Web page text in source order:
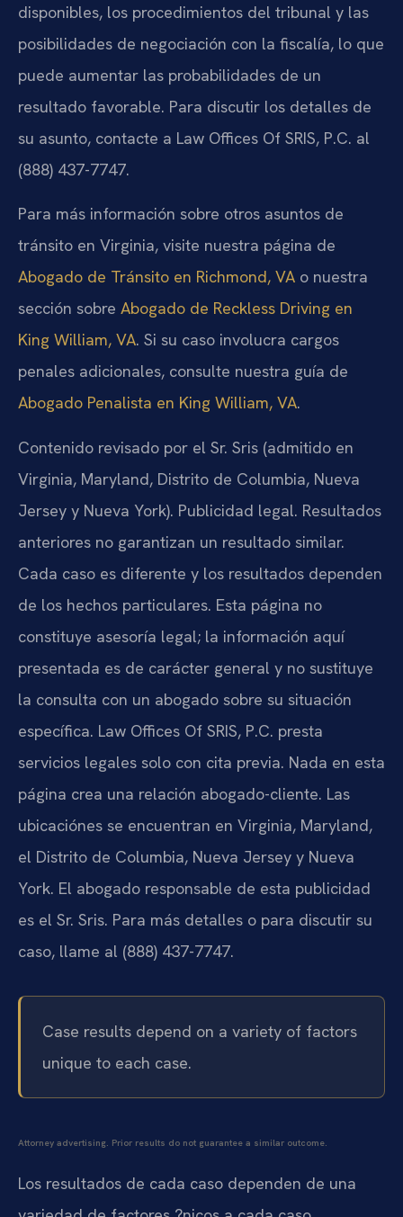
disponibles, los procedimientos del tribunal y las
posibilidades de negociación con la fiscalía, lo que
puede aumentar las probabilidades de un
resultado favorable. Para discutir los detalles de
su asunto, contacte a Law Offices Of SRIS, P.C. al
(888) 437-7747.
Para más información sobre otros asuntos de
tránsito en Virginia, visite nuestra página de
Abogado de Tránsito en Richmond, VA o nuestra
sección sobre Abogado de Reckless Driving en
King William, VA. Si su caso involucra cargos
penales adicionales, consulte nuestra guía de
Abogado Penalista en King William, VA.
Contenido revisado por el Sr. Sris (admitido en
Virginia, Maryland, Distrito de Columbia, Nueva
Jersey y Nueva York). Publicidad legal. Resultados
anteriores no garantizan un resultado similar.
Cada caso es diferente y los resultados dependen
de los hechos particulares. Esta página no
constituye asesoría legal; la información aquí
presentada es de carácter general y no sustituye
la consulta con un abogado sobre su situación
específica. Law Offices Of SRIS, P.C. presta
servicios legales solo con cita previa. Nada en esta
página crea una relación abogado-cliente. Las
ubicaciónes se encuentran en Virginia, Maryland,
el Distrito de Columbia, Nueva Jersey y Nueva
York. El abogado responsable de esta publicidad
es el Sr. Sris. Para más detalles o para discutir su
caso, llame al (888) 437-7747.
Case results depend on a variety of factors
unique to each case.
Attorney advertising. Prior results do not guarantee a similar outcome.
Los resultados de cada caso dependen de una